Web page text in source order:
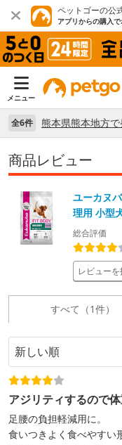
ペットゴーの公
アプリからの購入
メニュー
全6件
商品レビュー
ユーカヌ
理用 小型
総合評価
レビュー
すべて（1件）
アジリティするので
足腰の負担軽減用に。
食いつきよく食べやすい